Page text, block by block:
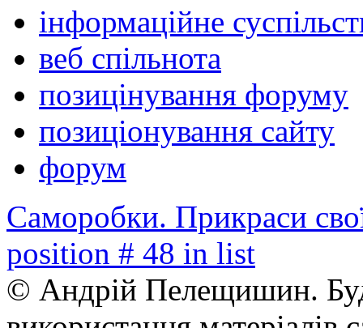
інформаційне
веб спільнота
позицінування форуму
позиціонування сайту
форум
Саморобки. Прикраси
position # 48 in list
© Андрій Пелещишин.